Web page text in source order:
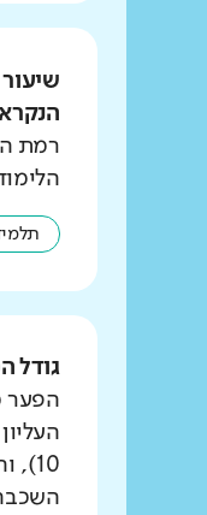
רמת
גודל
הפער
השכבה (80%